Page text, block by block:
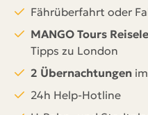
Fährüberfahrt oder
MANGO Tours
Tipps zu London
2 Übernachtungen
24h Help-Hotline